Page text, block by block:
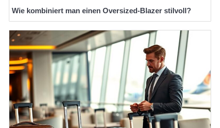
Wie kombiniert man einen Oversized-Blazer stilvoll?